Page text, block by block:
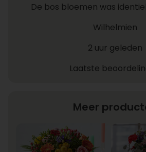
De bos bloemen was
Wilhelmien
2 uur geleden
Laatste
Meer